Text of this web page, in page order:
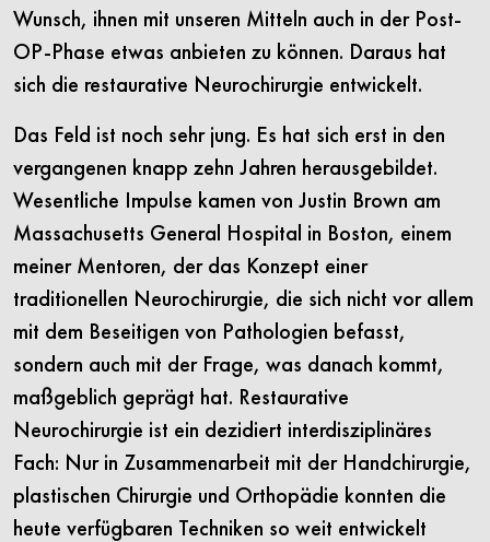
Wunsch, ihnen mit unseren Mitteln auch in der Post-
OP-Phase etwas anbieten zu können. Daraus hat
sich die restaurative Neurochirurgie entwickelt.
Das Feld ist noch sehr jung. Es hat sich erst in den
vergangenen knapp zehn Jahren herausgebildet.
Wesentliche Impulse kamen von Justin Brown am
Massachusetts General Hospital in Boston, einem
meiner Mentoren, der das Konzept einer
traditionellen Neurochirurgie, die sich nicht vor allem
mit dem Beseitigen von Pathologien befasst,
sondern auch mit der Frage, was danach kommt,
maßgeblich geprägt hat. Restaurative
Neurochirurgie ist ein dezidiert interdisziplinäres
Fach: Nur in Zusammenarbeit mit der Handchirurgie,
plastischen Chirurgie und Orthopädie konnten die
heute verfügbaren Techniken so weit entwickelt